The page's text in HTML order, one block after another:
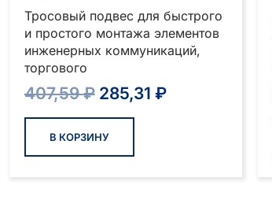
Тросовый подвес для быстрого
и простого монтажа элементов
инженерных коммуникаций,
торгового
407,59₽ Первоначальная
цена
составляла
407,59 ₽.
285,31 ₽Текущая
В КОРЗИНУ